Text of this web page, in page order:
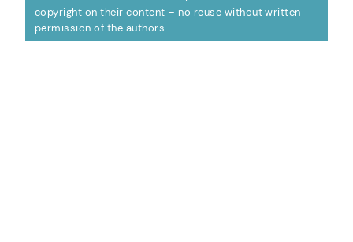
copyright on their content – no reuse without written
permission of the authors.